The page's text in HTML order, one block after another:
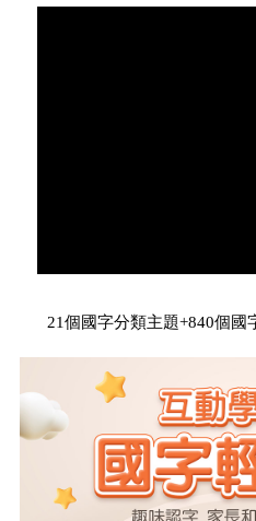
21個國字分類主題+840個國